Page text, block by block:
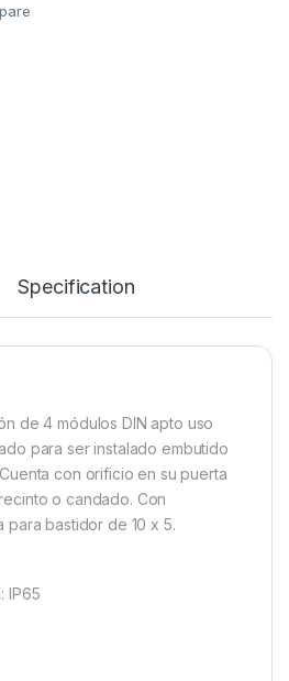
Specification
de 4 módulos DIN apto uso
para ser instalado embutido
con orificio en su puerta
o candado. Con
bastidor de 10 x 5.
IP65